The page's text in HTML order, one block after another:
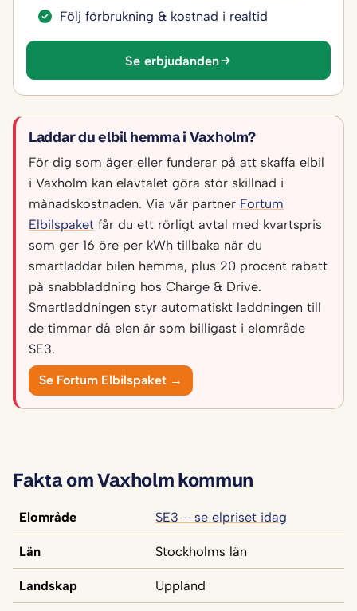
Följ förbrukning & kostnad i realtid
Se erbjudanden
Laddar du elbil hemma i Vaxholm?
För dig som äger eller funderar på att skaffa elbil
i Vaxholm kan elavtalet göra stor skillnad i
månadskostnaden. Via vår partner Fortum
Elbilspaket får du ett rörligt avtal med kvartspris
som ger 16 öre per kWh tillbaka när du
smartladdar bilen hemma, plus 20 procent rabatt
på snabbladdning hos Charge & Drive.
Smartladdningen styr automatiskt laddningen till
de timmar då elen är som billigast i elområde
SE3.
Se Fortum Elbilspaket →
Fakta om Vaxholm kommun
Elområde SE3 – se elpriset idag
Län Stockholms län
Landskap Uppland